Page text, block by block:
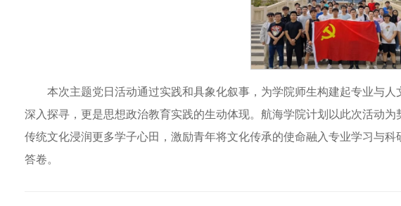
本次主题党日活动通过实践和具象化叙事，为学院师生构建起专业与
深入探寻，更是思想政治教育实践的生动体现。航海学院计划以此次活动
传统文化浸润更多学子心田，激励青年将文化传承的使命融入专业学习与
答卷。